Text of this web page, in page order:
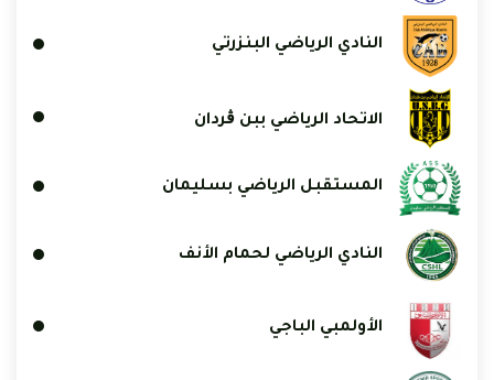
النادي الرياضي البنزرتي
الاتحاد الرياضي ببن ڨردان
المستقبل الرياضي بسليمان
النادي الرياضي لحمام الأنف
الأولمبي الباجي